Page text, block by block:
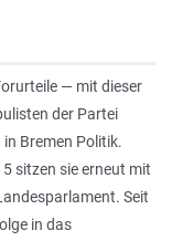
— mit dieser
der Partei
in Bremen Politik.
sitzen sie erneut mit
Seit
in das